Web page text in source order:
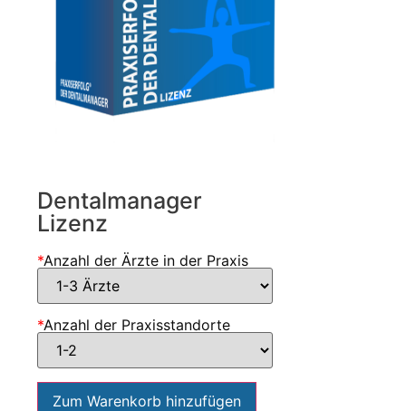
Dentalmanager
Lizenz
*Anzahl der Ärzte in der Praxis
*Anzahl der Praxisstandorte
Zum Warenkorb hinzufügen